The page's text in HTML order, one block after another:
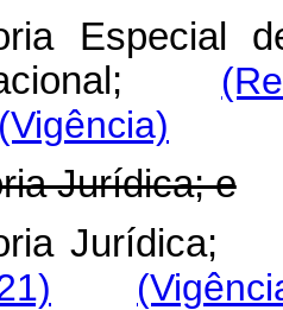
Especial
(Vigência)
Jurídica; e